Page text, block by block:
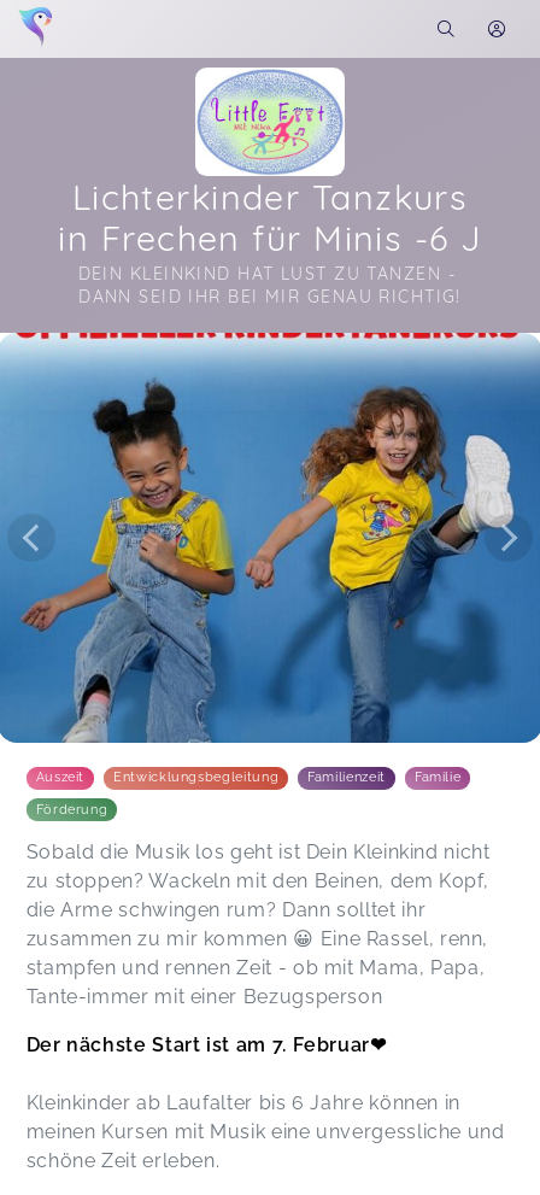
Lichterkinder Tanzkurs
in Frechen für Minis -6 J
DEIN KLEINKIND HAT LUST ZU TANZEN -
DANN SEID IHR BEI MIR GENAU RICHTIG!
Soon you will learn more about me here...
Auszeit Entwicklungsbegleitung Familienzeit Familie
Förderung
Sobald die Musik los geht ist Dein Kleinkind nicht
zu stoppen? Wackeln mit den Beinen, dem Kopf,
die Arme schwingen rum? Dann solltet ihr
zusammen zu mir kommen 😀 Eine Rassel, renn,
stampfen und rennen Zeit - ob mit Mama, Papa,
Tante-immer mit einer Bezugsperson
Der nächste Start ist am 7. Februar❤
Kleinkinder ab Laufalter bis 6 Jahre können in
meinen Kursen mit Musik eine unvergessliche und
schöne Zeit erleben.